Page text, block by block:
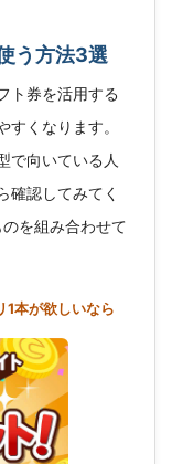
う方法3選
ト券を活用する
くなります。
で向いている人
確認してみてく
を組み合わせて
本が欲しいなら